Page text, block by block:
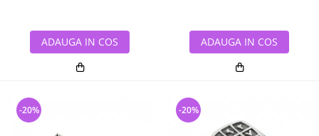
ADAUGA IN COS ADAUGA IN COS
-20% -20%